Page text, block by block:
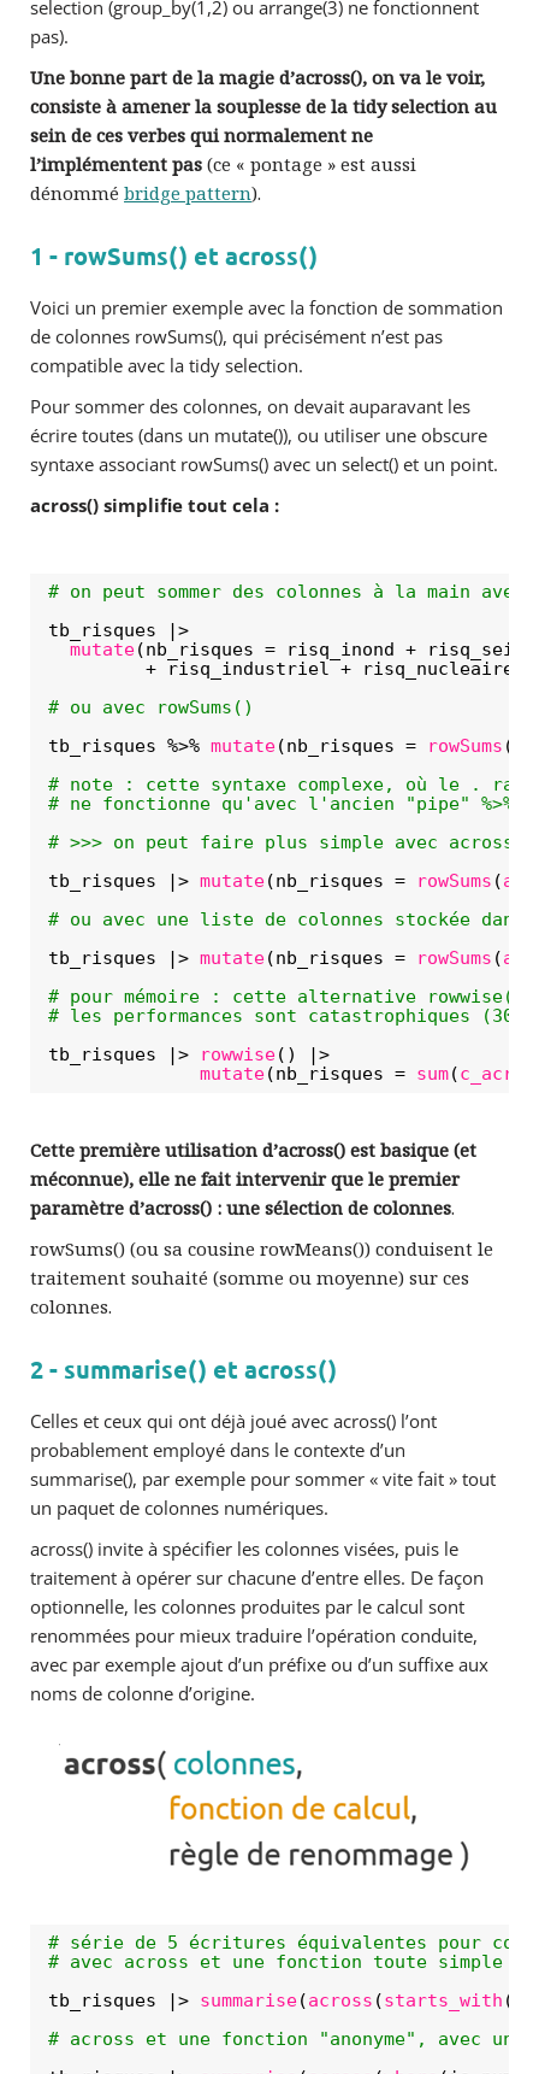
selection (group_by(1,2) ou arrange(3) ne fonctionnent
pas).
Une bonne part de la magie d’across(), on va le voir,
consiste à amener la souplesse de la tidy selection au
sein de ces verbes qui normalement ne
l’implémentent pas (ce « pontage » est aussi
dénommé bridge pattern).
1 - rowSums() et across()
Voici un premier exemple avec la fonction de sommation
de colonnes rowSums(), qui précisément n’est pas
compatible avec la tidy selection.
Pour sommer des colonnes, on devait auparavant les
écrire toutes (dans un mutate()), ou utiliser une obscure
syntaxe associant rowSums() avec un select() et un point.
across() simplifie tout cela :
# on peut sommer des colonnes à la main avec
tb_risques |>
mutate(nb_risques = risq_inond +
+ risq_industriel + risq_nucleaire
# ou avec rowSums()
tb_risques %>% mutate(nb_risques = rowSums (
# note : cette syntaxe complexe, où le .
# ne fonctionne qu'avec l'ancien "pipe" %>%
# >>> on peut faire plus simple avec
tb_risques |> mutate(nb_risques = rowSums (
# ou avec une liste de colonnes stockée dans
tb_risques |> mutate(nb_risques = rowSums (
# pour mémoire : cette alternative rowwise()
# les performances sont catastrophiques
tb_risques |>
rowwise() |>
mutate(nb_risques = sum(
Cette première utilisation d’across() est basique (et
méconnue), elle ne fait intervenir que le premier
paramètre d’across() : une sélection de colonnes.
rowSums() (ou sa cousine rowMeans()) conduisent le
traitement souhaité (somme ou moyenne) sur ces
colonnes.
2 - summarise() et across()
Celles et ceux qui ont déjà joué avec across() l’ont
probablement employé dans le contexte d’un
summarise(), par exemple pour sommer « vite fait » tout
un paquet de colonnes numériques.
across() invite à spécifier les colonnes visées, puis le
traitement à opérer sur chacune d’entre elles. De façon
optionnelle, les colonnes produites par le calcul sont
renommées pour mieux traduire l’opération conduite,
avec par exemple ajout d’un préfixe ou d’un suffixe aux
noms de colonne d’origine.
# série de 5 écritures équivalentes pour
# avec across et une fonction toute simple
tb_risques |> summarise(across (starts_with (
# across et une fonction "anonyme", avec une